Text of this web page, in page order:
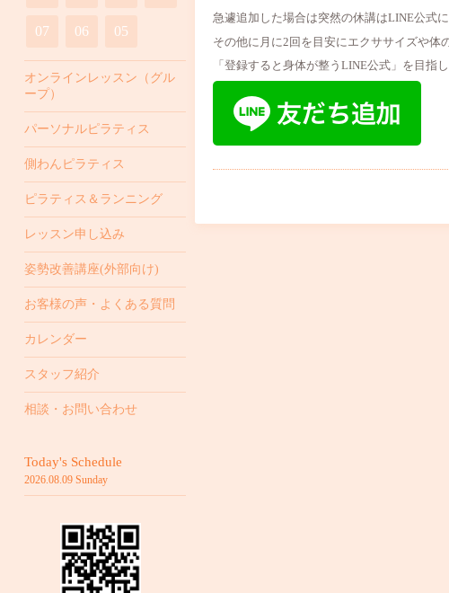
急遽追加した場合は突然の休講はLINE公式に
その他に月に2回を目安にエクササイズや体
「登録すると身体が整うLINE公式」を目指
07 06 05
オンラインレッスン（グル
ープ）
パーソナルピラティス
側わんピラティス
ピラティス＆ランニング
レッスン申し込み
姿勢改善講座(外部向け)
お客様の声・よくある質問
カレンダー
スタッフ紹介
相談・お問い合わせ
Today's Schedule
2026.08.09 Sunday